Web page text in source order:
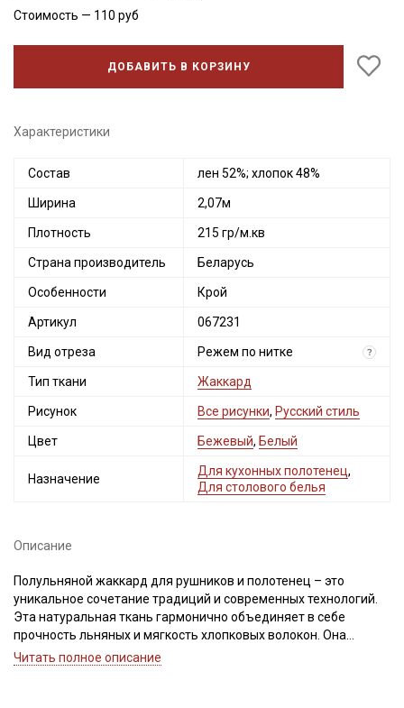
Стоимость — 110 руб
ДОБАВИТЬ В КОРЗИНУ
Характеристики
Состав лен 52%; хлопок 48%
Ширина 2,07м
Плотность 215 гр/м.кв
Страна производитель Беларусь
Особенности Крой
Артикул 067231
Вид отреза Режем по нитке ?
Тип ткани Жаккард
Рисунок Все рисунки, Русский стиль
Цвет Бежевый, Белый
Назначение
Для кухонных полотенец,
Для столового белья
Описание
Полульняной жаккард для рушников и полотенец – это
уникальное сочетание традиций и современных технологий.
Эта натуральная ткань гармонично объединяет в себе
прочность льняных и мягкость хлопковых волокон. Она
экологична, прекрасно "дышит" и обладает высокой
Читать полное описание